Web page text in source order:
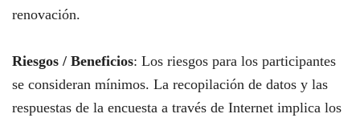
renovación.
Riesgos / Beneficios: Los riesgos para los participantes
se consideran mínimos. La recopilación de datos y las
respuestas de la encuesta a través de Internet implica los